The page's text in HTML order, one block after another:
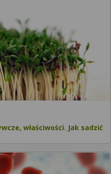
właściwości. Jak sadzić